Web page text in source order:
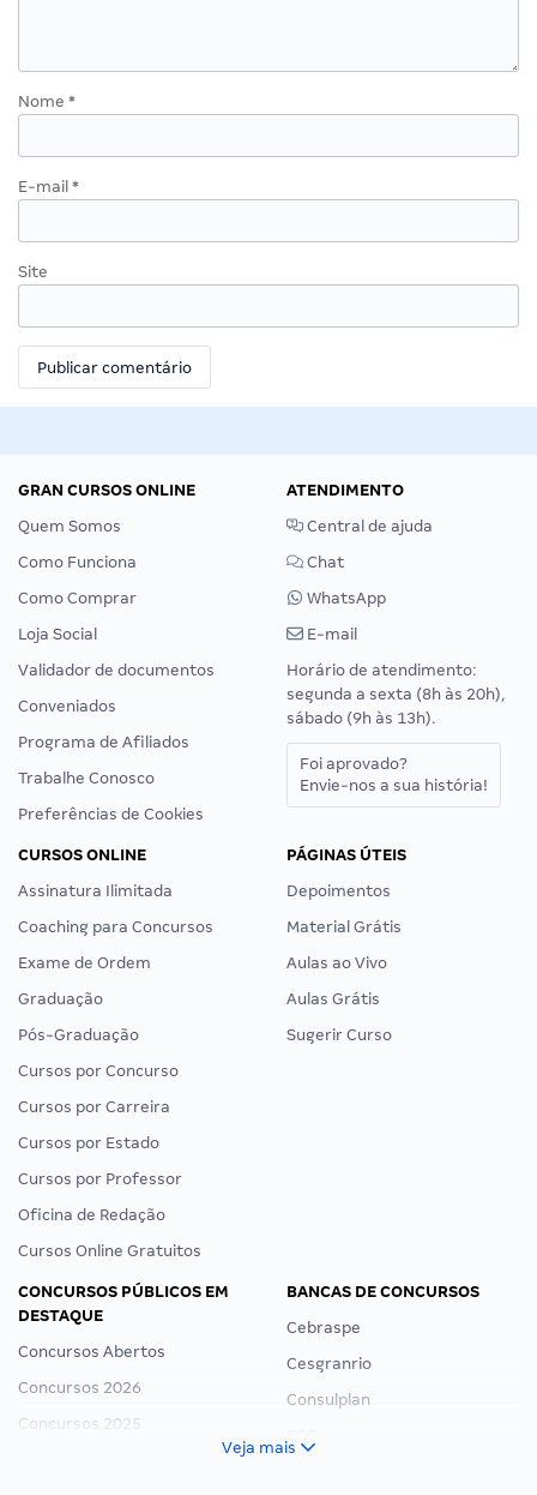
Nome *
E-mail *
Site
GRAN CURSOS ONLINE
Quem Somos
Como Funciona
Como Comprar
Loja Social
Validador de documentos
Conveniados
Programa de Afiliados
Trabalhe Conosco
Preferências de Cookies
ATENDIMENTO
Central de ajuda
Chat
WhatsApp
E-mail
Horário de atendimento:
segunda a sexta (8h às 20h),
sábado (9h às 13h).
Foi aprovado?
Envie-nos a sua história!
CURSOS ONLINE
Assinatura Ilimitada
Coaching para Concursos
Exame de Ordem
Graduação
Pós-Graduação
Cursos por Concurso
Cursos por Carreira
Cursos por Estado
Cursos por Professor
Oficina de Redação
Cursos Online Gratuitos
PÁGINAS ÚTEIS
Depoimentos
Material Grátis
Aulas ao Vivo
Aulas Grátis
Sugerir Curso
CONCURSOS PÚBLICOS EM
DESTAQUE
Concursos Abertos
Concursos 2026
Concursos 2025
BANCAS DE CONCURSOS
Cebraspe
Cesgranrio
Consulplan
Veja mais